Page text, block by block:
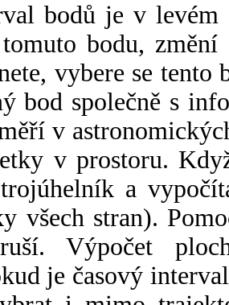
bodů je v
bodu,
vybere se tento
bod společně s
v
v prostoru.
a
všech stran).
Výpočet
je časový